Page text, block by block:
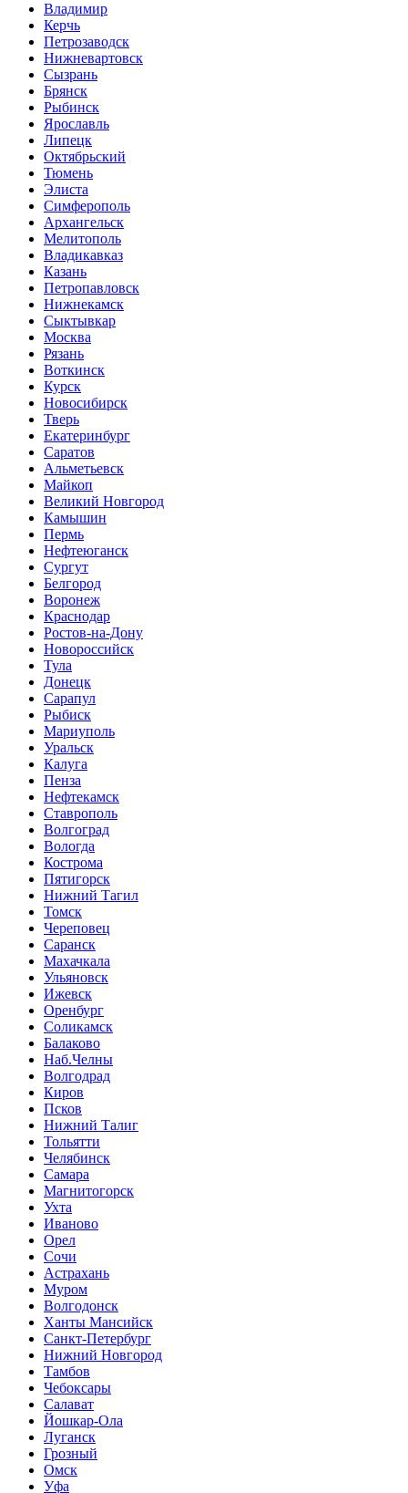
Владимир
Керчь
Петрозаводск
Нижневартовск
Сызрань
Брянск
Рыбинск
Ярославль
Липецк
Октябрьский
Тюмень
Элиста
Симферополь
Архангельск
Мелитополь
Владикавказ
Казань
Петропавловск
Нижнекамск
Сыктывкар
Москва
Рязань
Воткинск
Курск
Новосибирск
Тверь
Екатеринбург
Саратов
Альметьевск
Майкоп
Великий Новгород
Камышин
Пермь
Нефтеюганск
Сургут
Белгород
Воронеж
Краснодар
Ростов-на-Дону
Новороссийск
Тула
Донецк
Сарапул
Рыбиск
Мариуполь
Уральск
Калуга
Пенза
Нефтекамск
Ставрополь
Волгоград
Вологда
Кострома
Пятигорск
Нижний Тагил
Томск
Череповец
Саранск
Махачкала
Ульяновск
Ижевск
Оренбург
Соликамск
Балаково
Наб.Челны
Волгодрад
Киров
Псков
Нижний Талиг
Тольятти
Челябинск
Самара
Магнитогорск
Ухта
Иваново
Орел
Сочи
Астрахань
Муром
Волгодонск
Ханты Мансийск
Санкт-Петербург
Нижний Новгород
Тамбов
Чебоксары
Салават
Йошкар-Ола
Луганск
Грозный
Омск
Уфа